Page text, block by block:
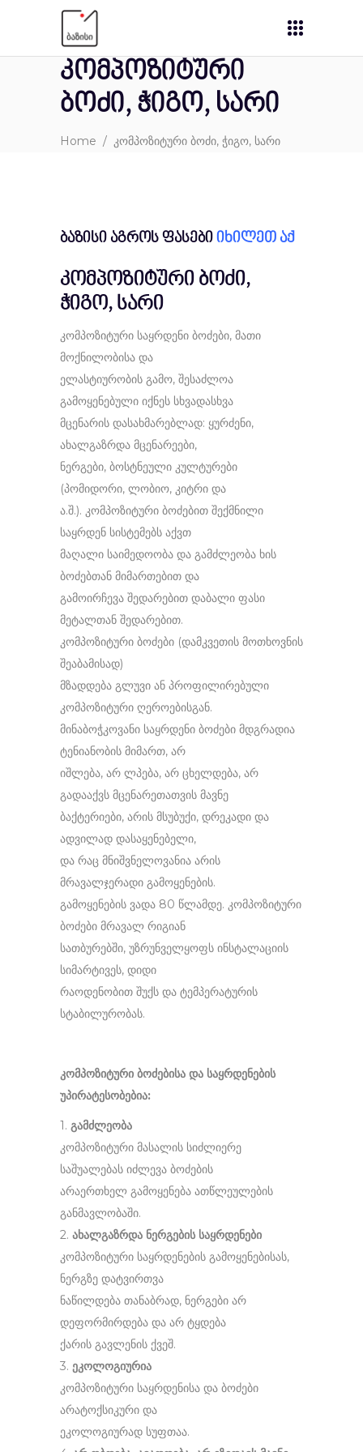
კომპოზიტური
ბოძი, ჭიგო, სარი
Home / კომპოზიტური ბოძი, ჭიგო, სარი
ბაზისი აგროს ფასები იხილეთ აქ
კომპოზიტური ბოძი,
ჭიგო, სარი
კომპოზიტური საყრდენი ბოძები, მათი
მოქნილობისა და
ელასტიურობის გამო, შესაძლოა
გამოყენებული იქნეს სხვადასხვა
მცენარის დასახმარებლად: ყურძენი,
ახალგაზრდა მცენარეები,
ნერგები, ბოსტნეული კულტურები
(პომიდორი, ლობიო, კიტრი და
ა.შ.). კომპოზიტური ბოძებით შექმნილი
საყრდენ სისტემებს აქვთ
მაღალი საიმედოობა და გამძლეობა ხის
ბოძებთან მიმართებით და
გამოირჩევა შედარებით დაბალი ფასი
მეტალთან შედარებით.
კომპოზიტური ბოძები (დამკვეთის მოთხოვნის
შეაბამისად)
მზადდება გლუვი ან პროფილირებული
კომპოზიტური ღეროებისგან.
მინაბოჭკოვანი საყრდენი ბოძები მდგრადია
ტენიანობის მიმართ, არ
იშლება, არ ლპება, არ ცხელდება, არ
გადააქვს მცენარეთათვის მავნე
ბაქტერიები, არის მსუბუქი, დრეკადი და
ადვილად დასაყენებელი,
და რაც მნიშვნელოვანია არის
მრავალჯერადი გამოყენების.
გამოყენების ვადა 80 წლამდე. კომპოზიტური
ბოძები მრავალ რიგიან
სათბურებში, უზრუნველყოფს ინსტალაციის
სიმარტივეს, დიდი
რაოდენობით შუქს და ტემპერატურის
სტაბილურობას.
კომპოზიტური ბოძებისა და საყრდენების
უპირატესობებია:
1. გამძლეობა
კომპოზიტური მასალის სიძლიერე
საშუალებას იძლევა ბოძების
არაერთხელ გამოყენება ათწლეულების
განმავლობაში.
2. ახალგაზრდა ნერგების საყრდენები
კომპოზიტური საყრდენების გამოყენებისას,
ნერგზე დატვირთვა
ნაწილდება თანაბრად, ნერგები არ
დეფორმირდება და არ ტყდება
ქარის გავლენის ქვეშ.
3. ეკოლოგიურია
კომპოზიტური საყრდენისა და ბოძები
არატოქსიკური და
ეკოლოგიურად სუფთაა.